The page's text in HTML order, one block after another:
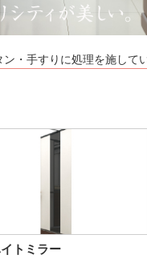
・手すりに処理を施してい
トミラー